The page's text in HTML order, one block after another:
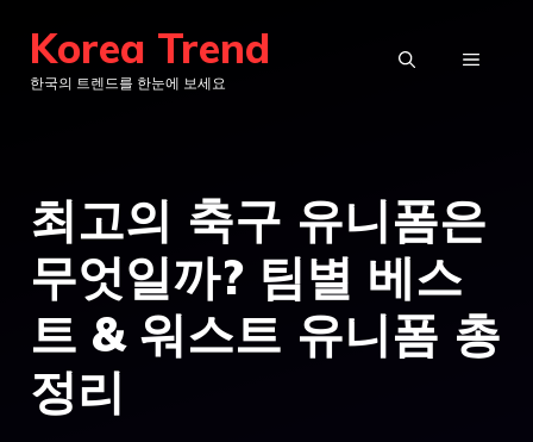
Korea Trend
한국의 트렌드를 한눈에 보세요
메
최고의 축구 유니폼은
무엇일까? 팀별 베스
트 & 워스트 유니폼 총
정리